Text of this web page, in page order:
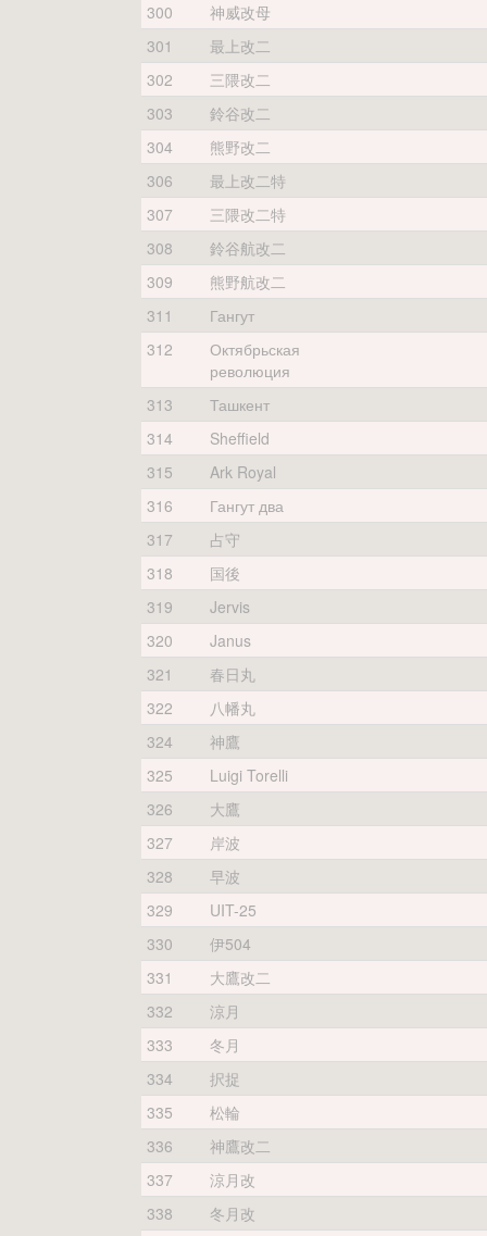
300
神威改母
301
最上改二
302
三隈改二
303
鈴谷改二
304
熊野改二
306
最上改二特
307
三隈改二特
308
鈴谷航改二
309
熊野航改二
311
Гангут
312
Октябрьская
революция
313
Ташкент
314
Sheffield
315
Ark Royal
316
Гангут два
317
占守
318
国後
319
Jervis
320
Janus
321
春日丸
322
八幡丸
324
神鷹
325
Luigi Torelli
326
大鷹
327
岸波
328
早波
329
UIT-25
330
伊504
331
大鷹改二
332
涼月
333
冬月
334
択捉
335
松輪
336
神鷹改二
337
涼月改
338
冬月改